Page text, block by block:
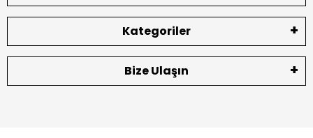
Kategoriler
Bize Ulaşın